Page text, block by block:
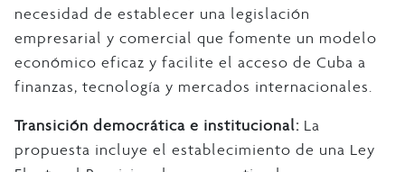
necesidad de establecer una legislación
empresarial y comercial que fomente un modelo
económico eficaz y facilite el acceso de Cuba a
finanzas, tecnología y mercados internacionales.
Transición democrática e institucional: La
propuesta incluye el establecimiento de una Ley